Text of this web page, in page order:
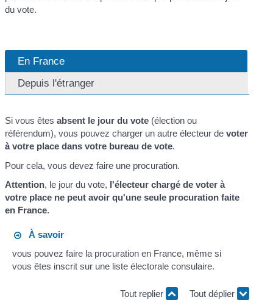
du vote.
En France
Depuis l'étranger
Si vous êtesabsent le jour du vote (élection ou
référendum), vous pouvez charger un autre électeur devoter
à votre place dans votre bureau de vote.
Pour cela, vous devez faire une procuration.
Attention, le jour du vote, l'électeur chargé de voter à
votre place ne peut avoir qu'une seule procuration faite
en France.
À savoir
vous pouvez faire la procuration en France, même si
vous êtes inscrit sur une liste électorale consulaire.
Tout replier Tout déplier